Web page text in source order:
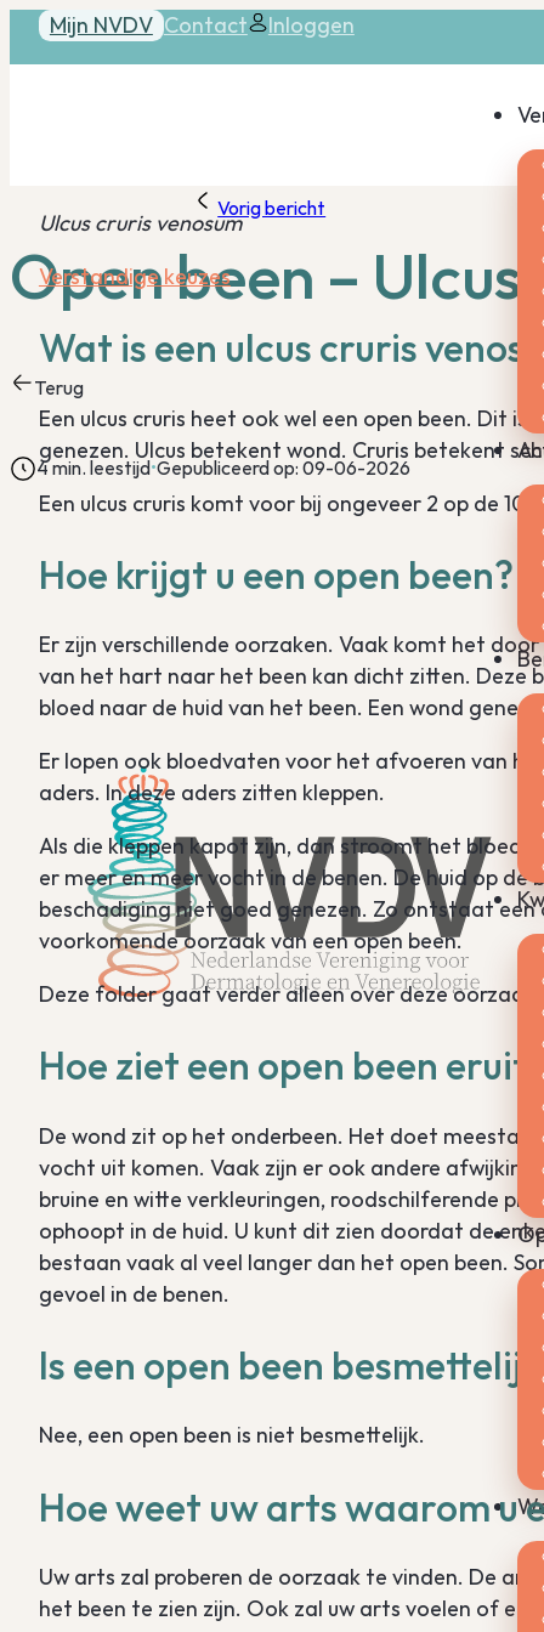
Mijn NVDV Contact Inloggen
Open been – Ulcus
Terug
4 min. leestijd Gepubliceerd op: 09-06-2026
Ulcus cruris venosum
Verstandige keuzes
Wat is een ulcus cruris
Een ulcus cruris heet ook wel een open been. Dit
genezen. Ulcus betekent wond. Cruris betekent
Een ulcus cruris komt voor bij ongeveer 2 op de
Hoe krijgt u een open been?
Er zijn verschillende oorzaken. Vaak komt het
van het hart naar het been kan dicht zitten. Deze
bloed naar de huid van het been. Een wond
Er lopen ook bloedvaten voor het afvoeren van
aders. In deze aders zitten kleppen.
Als die kleppen kapot zijn, dan stroomt het bloed
er meer en meer vocht in de benen. De huid op
beschadiging niet goed genezen. Zo ontstaat
voorkomende oorzaak van een open been.
Deze folder gaat verder alleen over deze oorzaak.
Hoe ziet een open been
De wond zit op het onderbeen. Het doet meestal
vocht uit komen. Vaak zijn er ook andere
bruine en witte verkleuringen, roodschilferende
ophoopt in de huid. U kunt dit zien doordat de
bestaan vaak al veel langer dan het open been.
gevoel in de benen.
Is een open been
Nee, een open been is niet besmettelijk.
Hoe weet uw arts waarom u
Uw arts zal proberen de oorzaak te vinden. De
het been te zien zijn. Ook zal uw arts voelen of er
Vorig bericht